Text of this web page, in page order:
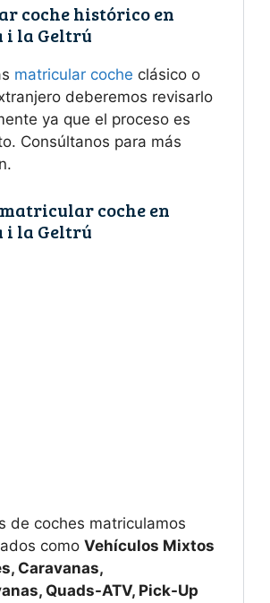
coche histórico en
la Geltrú
matricular coche clásico o
deberemos revisarlo
ya que el proceso es
Consúltanos para más
coche en
la Geltrú
coches matriculamos
como Vehículos Mixtos
Caravanas,
Quads-ATV, Pick-Up